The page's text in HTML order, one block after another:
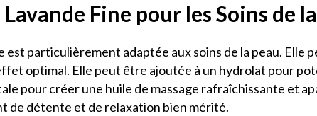
Fine pour les Soins de
est particulièrement adaptée aux soins de la peau. Elle
optimal. Elle peut être ajoutée à un hydrolat pour
pour créer une huile de massage rafraîchissante et
de détente et de relaxation bien mérité.